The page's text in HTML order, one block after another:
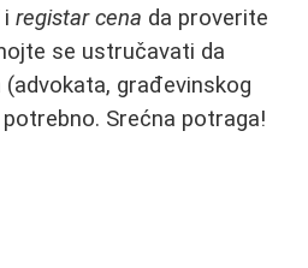
i registar cena da proverite
se ustručavati da
građevinskog
Srećna potraga!